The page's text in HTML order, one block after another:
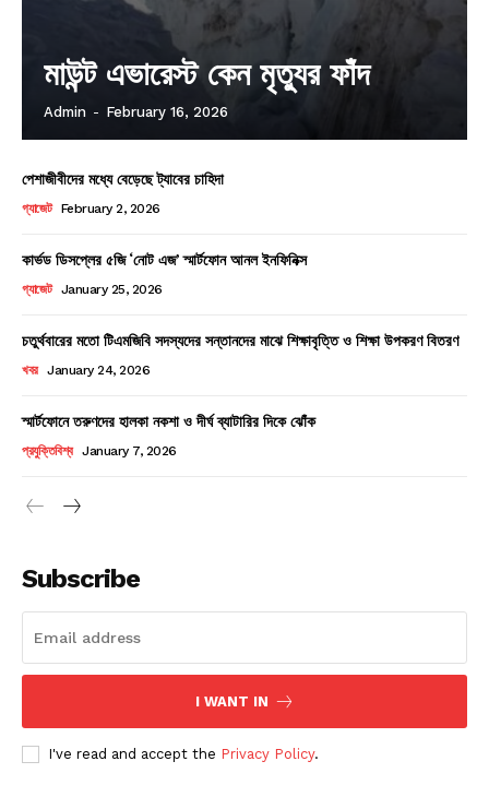
Company
About
Subscription Plans
My account
মাউন্ট এভারেস্ট কেন মৃত্যুর ফাঁদ
Admin - February 16, 2026
পেশাজীবীদের মধ্যে বেড়েছে ট্যাবের চাহিদা
গ্যাজেট February 2, 2026
কার্ভড ডিসপ্লের ৫জি ‘নোট এজ’ স্মার্টফোন আনল ইনফিনিক্স
গ্যাজেট January 25, 2026
চতুর্থবারের মতো টিএমজিবি সদস্যদের সন্তানদের মাঝে শিক্ষাবৃত্তি ও শিক্ষা উপকরণ বিতরণ
খবর January 24, 2026
স্মার্টফোনে তরুণদের হালকা নকশা ও দীর্ঘ ব্যাটারির দিকে ঝোঁক
প্রযুক্তিবিশ্ব January 7, 2026
Subscribe
I WANT IN
I've read and accept the Privacy Policy.